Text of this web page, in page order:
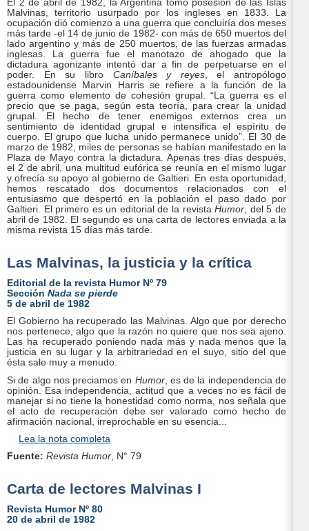
El 2 de abril de 1982, la Argentina tomó posesión de las Islas
Malvinas, territorio usurpado por los ingleses en 1833. La
ocupación dió comienzo a una guerra que concluiría dos meses
más tarde -el 14 de junio de 1982- con más de 650 muertos del
lado argentino y más de 250 muertos, de las fuerzas armadas
inglesas. La guerra fue el manotazo de ahogado que la
dictadura agonizante intentó dar a fin de perpetuarse en el
poder. En su libro Caníbales y reyes, el antropólogo
estadounidense Marvin Harris se refiere a la función de la
guerra como elemento de cohesión grupal. “La guerra es el
precio que se paga, según esta teoría, para crear la unidad
grupal. El hecho de tener enemigos externos crea un
sentimiento de identidad grupal e intensifica el espíritu de
cuerpo. El grupo que lucha unido permanece unido”. El 30 de
marzo de 1982, miles de personas se habían manifestado en la
Plaza de Mayo contra la dictadura. Apenas tres días después,
el 2 de abril, una multitud eufórica se reunía en el mismo lugar
y ofrecía su apoyo al gobierno de Galtieri. En esta oportunidad,
hemos rescatado dos documentos relacionados con el
entusiasmo que despertó en la población el paso dado por
Galtieri. El primero es un editorial de la revistaHumor, del 5 de
abril de 1982. El segundo es una carta de lectores enviada a la
misma revista 15 días más tarde.
Las Malvinas, la justicia y la crítica
Editorial de la revista Humor Nº 79
Sección Nada se pierde
5 de abril de 1982
El Gobierno ha recuperado las Malvinas. Algo que por derecho
nos pertenece, algo que la razón no quiere que nos sea ajeno.
Las ha recuperado poniendo nada más y nada menos que la
justicia en su lugar y la arbitrariedad en el suyo, sitio del que
ésta sale muy a menudo.
Si de algo nos preciamos en Humor, es de la independencia de
opinión. Esa independencia, actitud que a veces no es fácil de
manejar si no tiene la honestidad como norma, nos señala que
el acto de recuperación debe ser valorado como hecho de
afirmación nacional, irreprochable en su esencia...
Lea la nota completa
Fuente: Revista Humor, N° 79
Carta de lectores Malvinas I
Revista Humor Nº 80
20 de abril de 1982